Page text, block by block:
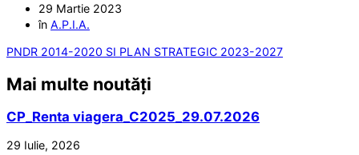
29 Martie 2023
în A.P.I.A.
PNDR 2014-2020 SI PLAN STRATEGIC 2023-2027
Mai multe noutăți
CP_Renta viagera_C2025_29.07.2026
29 Iulie, 2026